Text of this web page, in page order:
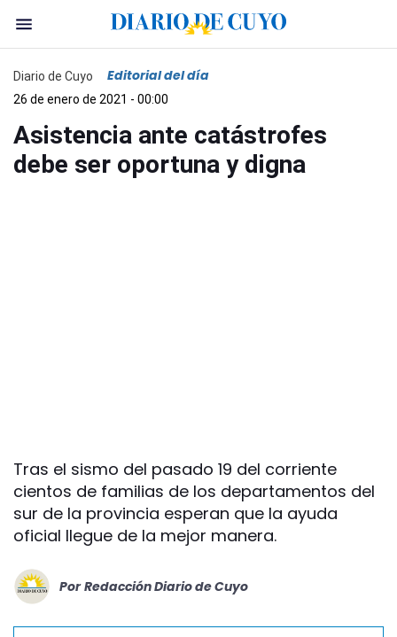
Diario de Cuyo Editorial del día
26 de enero de 2021 - 00:00
Asistencia ante catástrofes
debe ser oportuna y digna
Tras el sismo del pasado 19 del corriente
cientos de familias de los departamentos del
sur de la provincia esperan que la ayuda
oficial llegue de la mejor manera.
Por Redacción Diario de Cuyo